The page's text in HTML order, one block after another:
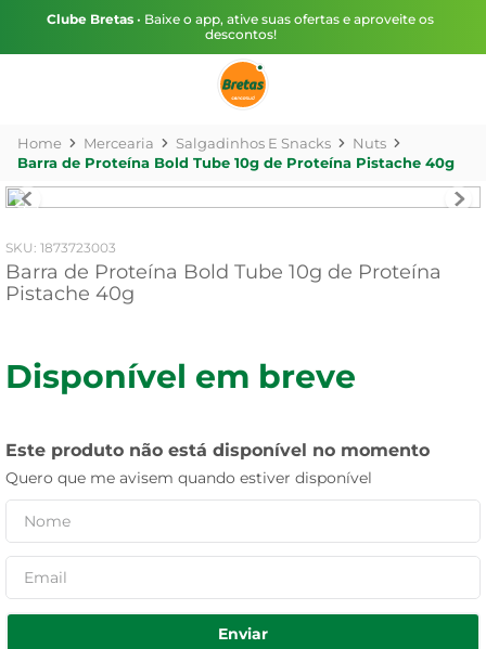
Clube Bretas • Baixe o app, ative suas ofertas e aproveite os
descontos!
Mercearia Salgadinhos E Snacks
Nuts
Barra de Proteína Bold Tube 10g de Proteína Pistache 40g
: 1873723003
Barra de Proteína Bold Tube 10g de Proteína
Pistache 40g
Disponível em breve
Este produto não está disponível no momento
Quero que me avisem quando estiver disponível
Enviar